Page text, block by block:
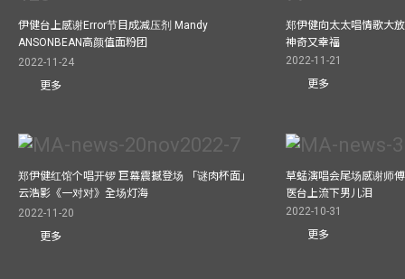
伊健台上感谢Error节目成减压剂 Mandy
ANSONBEAN高颜值面粉团
2022-11-24
更多
郑伊健向太太唱情歌大
神奇又幸福
2022-11-21
更多
郑伊健红馆个唱开锣 巨幕震撼登场 「谜肉杯面」
云浩影《一对对》全场灯海
2022-11-20
更多
草蜢演唱会尾场感谢师
医台上流下男儿泪
2022-10-31
更多